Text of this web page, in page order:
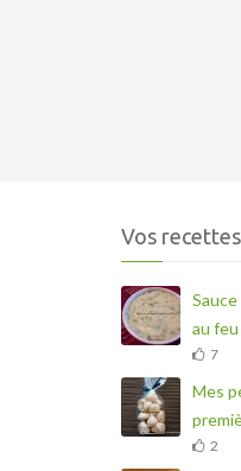
Vos
au feu
7
Mes
2